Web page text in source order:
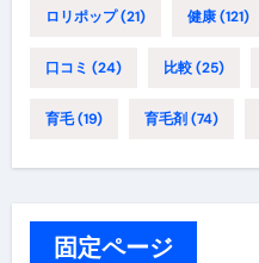
ロリポップ(21) 健康(121)
口コミ (24) 比較(25)
育毛(19) 育毛剤 (74)
固定ページ